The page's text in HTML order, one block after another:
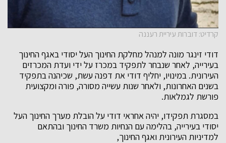
קרדיט: דוברות עיריית רעננה
דודי זינגר מונה למנהל מחלקת החינוך העל יסודי באגף החינוך
בעירייה, לאחר שנבחר לתפקיד במכרז על ידי ועדת המכרזים
העירונית. במינויו, יחליף דודי את דפנה עשת, שכיהנה בתפקיד
בשנים האחרונות, ולאחר שנות עשייה מסורה, פורה ומקצועית
פורשת לגמלאות.
במסגרת תפקידו, יהיה אחראי דודי על הובלת מערך החינוך העל
יסודי בעירייה, בהלימה עם הנחיות משרד החינוך ובהתאם
למדיניות העירונית ואגף החינוך,